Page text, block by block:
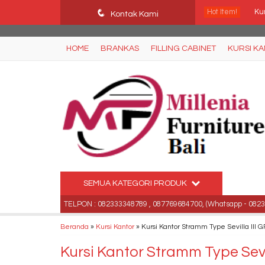
Ffn26mCseQzwzJTw3smpNE8Nti1cAw6hYZWaSDjvoqs
q Kontak Kami Hot Item!
HOME BRANKAS FILLING CABINET KURSI
SEMUA KATEGORI PRODUK
TELPON : 082333348789 , 087769684700, (Whatsapp -
Beranda » Kursi Kantor» Kursi Kantor Stramm Type Sevilla III
Kursi Kantor Stramm Type